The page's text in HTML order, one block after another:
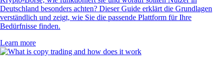
Deutschland besonders achten? Dieser Guide erklärt die Grundlagen
verständlich und zeigt, wie Sie die passende Plattform für Ihre
Bedürfnisse finden.
Learn more